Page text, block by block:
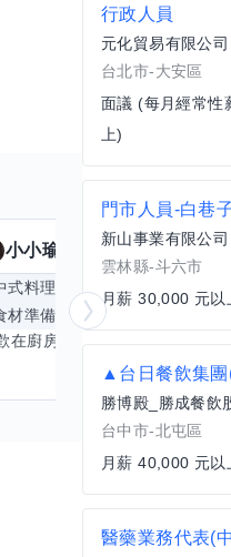
小小瑜 23個技能
式料理 食材知識
簡餐料
材準備
中文
行政人員
元化貿易有限公司
台北市-大安區
面議 (每月經常性
上)
新山事業有限公司
雲林縣-斗六市
月薪 30,000 元以
勝博殿_勝成餐飲
台中市-北屯區
月薪 40,000 元以
醫藥業務代表(